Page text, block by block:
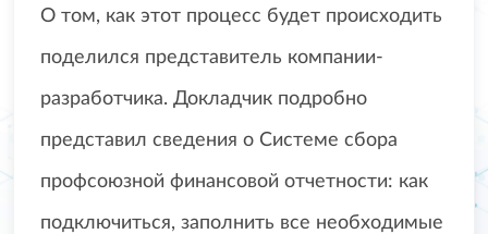
О том, как этот процесс будет происходить
поделился представитель компании-
разработчика. Докладчик подробно
представил сведения о Системе сбора
профсоюзной финансовой отчетности: как
подключиться, заполнить все необходимые